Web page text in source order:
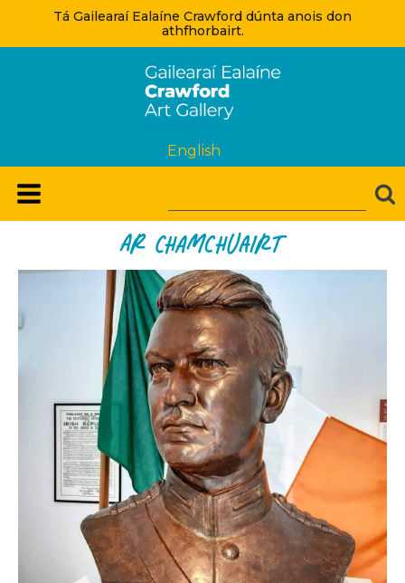
Tá Gailearaí Ealaíne Crawford dúnta anois don
athfhorbairt.
English
Ar Chamchuairt